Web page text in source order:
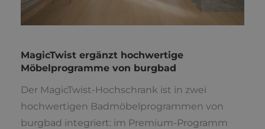
MagicTwist ergänzt hochwertige
Möbelprogramme von burgbad
Der MagicTwist-Hochschrank ist in zwei
hochwertigen Badmöbelprogrammen von
burgbad integriert: im Premium-Programm